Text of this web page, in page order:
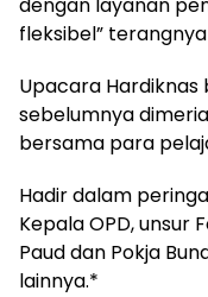
fleksibel”
Upacara
sebelumnya
bersama para
Hadir dalam
Kepala OPD, unsur
Paud dan Pokja
lainnya.*